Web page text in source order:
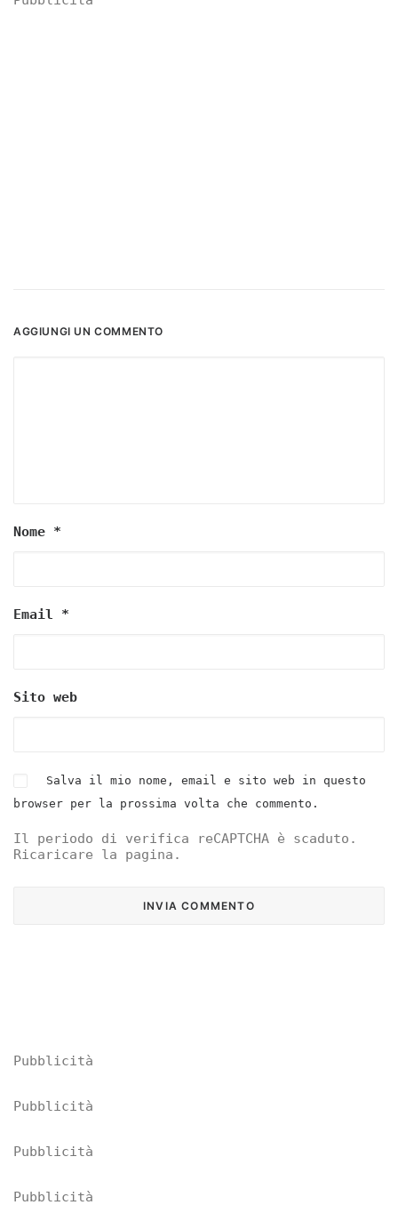
AGGIUNGI UN COMMENTO
Nome *
Email *
Sito web
Salva il mio nome, email e sito web in questo
browser per la prossima volta che commento.
Il periodo di verifica reCAPTCHA è scaduto.
Ricaricare la pagina.
Pubblicità
Pubblicità
Pubblicità
Pubblicità